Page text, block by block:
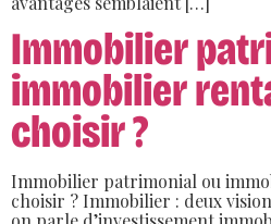
Immobilier
immobilier
choisir ?
Immobilier patrimonial ou
choisir ? Immobilier : deux